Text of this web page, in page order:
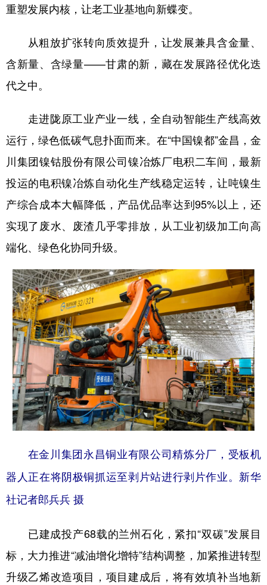
重塑发展内核，让老工业基地向新蝶变。
从粗放扩张转向质效提升，让发展兼具含金量、
含新量、含绿量——甘肃的新，藏在发展路径优化迭
代之中。
走进陇原工业产业一线，全自动智能生产线高效
运行，绿色低碳气息扑面而来。在“中国镍都”金昌，金
川集团镍钴股份有限公司镍冶炼厂电积二车间，最新
投运的电积镍冶炼自动化生产线稳定运转，让吨镍生
产综合成本大幅降低，产品优品率达到95%以上，还
实现了废水、废渣几乎零排放，从工业初级加工向高
端化、绿色化协同升级。
在金川集团永昌铜业有限公司精炼分厂，受板机
器人正在将阴极铜抓运至剥片站进行剥片作业。新华
社记者郎兵兵 摄
已建成投产68载的兰州石化，紧扣“双碳”发展目
标，大力推进“减油增化增特”结构调整，加紧推进转型
升级乙烯改造项目，项目建成后，将有效填补当地新